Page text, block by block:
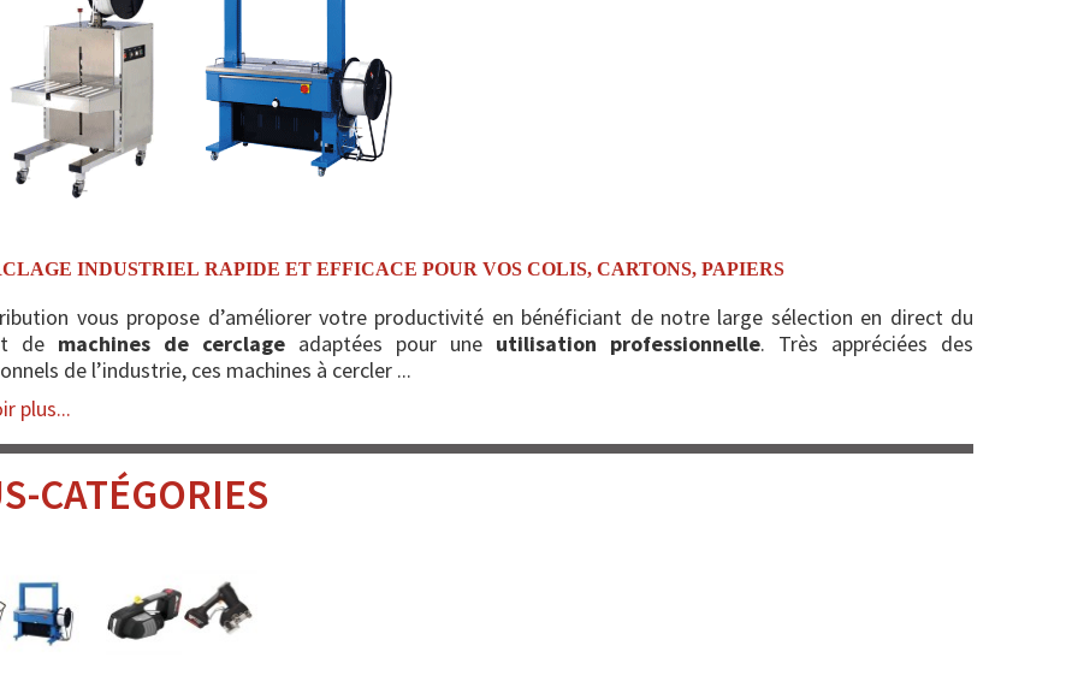
INDUSTRIEL RAPIDE ET EFFICACE POUR VOS COLIS, CARTONS, PAPIERS
vous propose d’améliorer votre productivité en bénéficiant de notre large sélection en direct du
de machines de cerclage adaptées pour une utilisation professionnelle. Très appréciées des
de l’industrie, ces machines à cercler ...
plus...
CATÉGORIES